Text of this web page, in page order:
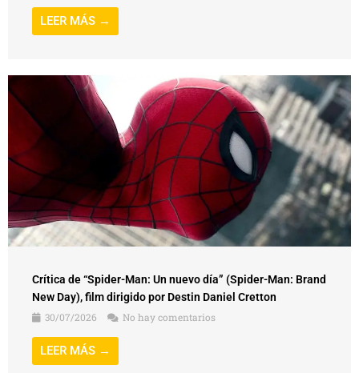
LEER MÁS →
Crítica de “Spider-Man: Un nuevo día” (Spider-Man: Brand
New Day), film dirigido por Destin Daniel Cretton
30/07/2026
No hay comentarios
LEER MÁS →